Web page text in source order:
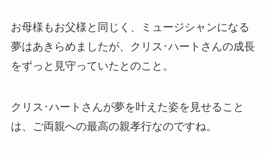
お母様もお父様と同じく、ミュージシャンになる
夢はあきらめましたが、クリス･ハートさんの成長
をずっと見守っていたとのこと。
クリス･ハートさんが夢を叶えた姿を見せること
は、ご両親への最高の親孝行なのですね。